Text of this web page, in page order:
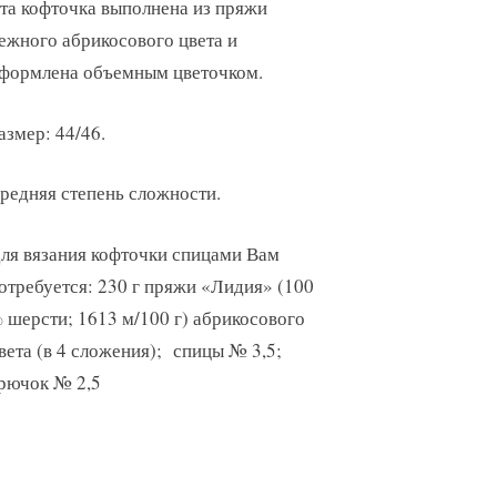
кофточка выполнена из пряжи
абрикосового цвета и
объемным цветочком.
44/46.
степень сложности.
вязания кофточки спицами Вам
230 г пряжи «Лидия» (100
шерсти; 1613 м/100 г) абрикосового
(в 4 сложения); спицы № 3,5;
№ 2,5